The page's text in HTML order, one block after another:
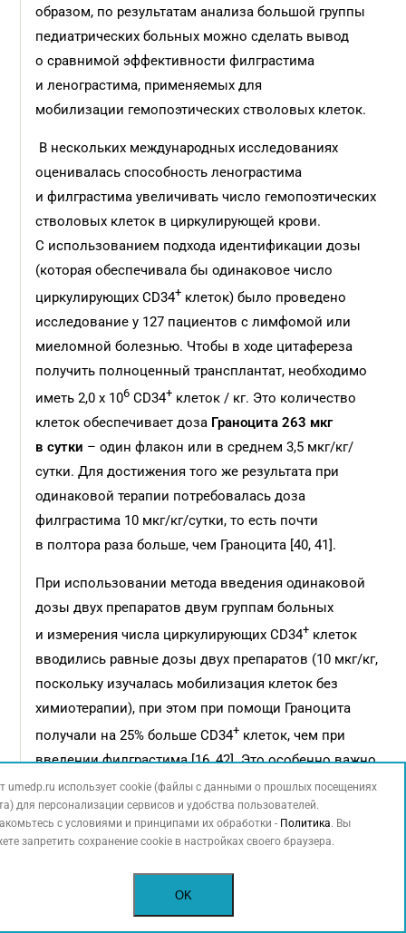
образом, по результатам анализа большой группы
педиатрических больных можно сделать вывод
о сравнимой эффективности филграстима
и ленограстима, применяемых для
мобилизации гемопоэтических стволовых клеток.
В нескольких международных исследованиях
оценивалась способность ленограстима
и филграстима увеличивать число гемопоэтических
стволовых клеток в циркулирующей крови.
С использованием подхода идентификации дозы
(которая обеспечивала бы одинаковое число
циркулирующих CD34+ клеток) было проведено
исследование у 127 пациентов с лимфомой или
миеломной болезнью. Чтобы в ходе цитафереза
получить полноценный трансплантат, необходимо
иметь 2,0 x 106 CD34+ клеток / кг. Это количество
клеток обеспечивает доза Граноцита 263 мкг
в сутки – один флакон или в среднем 3,5 мкг/кг/
сутки. Для достижения того же результата при
одинаковой терапии потребовалась доза
филграстима 10 мкг/кг/сутки, то есть почти
в полтора раза больше, чем Граноцита [40, 41].
При использовании метода введения одинаковой
дозы двух препаратов двум группам больных
и измерения числа циркулирующих CD34+ клеток
вводились равные дозы двух препаратов (10 мкг/кг,
поскольку изучалась мобилизация клеток без
химиотерапии), при этом при помощи Граноцита
получали на 25% больше CD34+ клеток, чем при
введении филграстима [16, 42]. Это особенно важно,
если планируется цитаферез у больных, которым
будет впоследствии проведена трансплантация
стволовых клеток. Действительно, в процессе
umedp.ru использует cookie (файлы с данными о прошлых посещениях
для персонализации сервисов и удобства пользователей.
с условиями и принципами их обработки - Политика. Вы
запретить сохранение cookie в настройках своего браузера.
OK